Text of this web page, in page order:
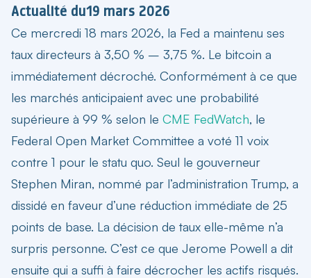
Actualité du19 mars 2026
Ce mercredi 18 mars 2026, la Fed a maintenu ses
taux directeurs à 3,50 % – 3,75 %. Le bitcoin a
immédiatement décroché. Conformément à ce que
les marchés anticipaient avec une probabilité
supérieure à 99 % selon le CME FedWatch, le
Federal Open Market Committee a voté 11 voix
contre 1 pour le statu quo. Seul le gouverneur
Stephen Miran, nommé par l’administration Trump, a
dissidé en faveur d’une réduction immédiate de 25
points de base. La décision de taux elle-même n’a
surpris personne. C’est ce que Jerome Powell a dit
ensuite qui a suffi à faire décrocher les actifs risqués.